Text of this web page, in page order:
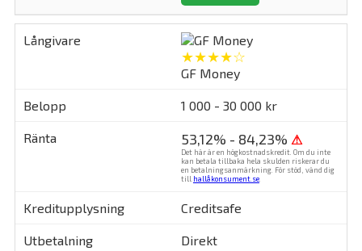
★★★★☆
GF Money
1 000 - 30 000 kr
53,12% - 84,23% ⚠
Det här är en högkostnadskredit. Om du inte
kan betala tillbaka hela skulden riskerar du
en betalningsanmärkning. För stöd, vänd dig
till hallåkonsument.se
Creditsafe
Direkt